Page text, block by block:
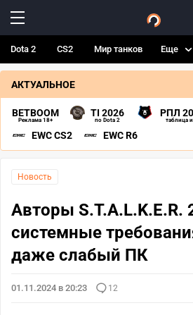
Dota 2 CS2 Мир танков Еще
АКТУАЛЬНОЕ
BETBOOM
Реклама 18+
TI 2026
по Dota 2
РПЛ
таблица
EWC CS2 EWC R6
Новость
Авторы S.T.A.L.K.E.R.
системные
даже слабый ПК
01.11.2024 в 20:23 12